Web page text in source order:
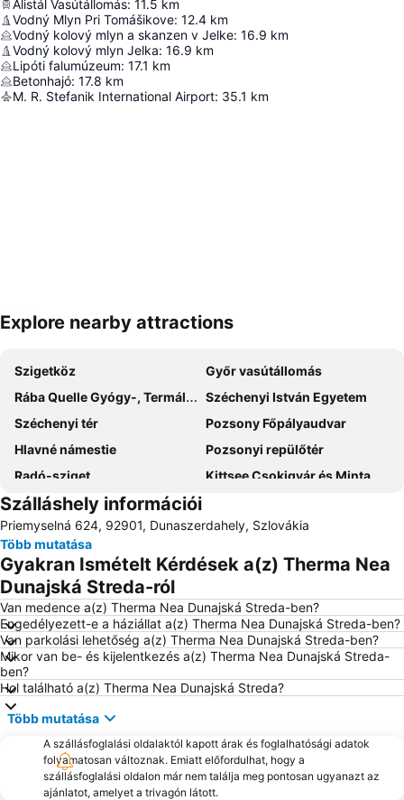
Alistál Vasútállomás: 11.5 km
Vodný Mlyn Pri Tomášikove: 12.4 km
Vodný kolový mlyn a skanzen v Jelke: 16.9 km
Vodný kolový mlyn Jelka: 16.9 km
Lipóti falumúzeum: 17.1 km
Betonhajó: 17.8 km
M. R. Stefanik International Airport: 35.1 km
Nagy méretű térkép
Explore nearby attractions
Szigetköz
Győr vasútállomás
Rába Quelle Gyógy-, Termál- és Élményfürdő
Széchenyi István Egyetem
Széchenyi tér
Pozsony Főpályaudvar
Hlavné námestie
Pozsonyi repülőtér
Radó-sziget
Kittsee Csokigyár és Mintabolt
Audi Hungaria Látogatói Központ
Lamač
Baross út
Bratislava City Full Day Walking Tour
Incheba Expo arena
Bratislava Castle
Gabčíkovo - vodné dielo
Ondrej Nepela Arena
Čunovo
Liszt Ferenc utca
Rusovce
Petržalka
Kostolné
Szálláshely információi
Priemyselná 624, 92901, Dunaszerdahely, Szlovákia
Több mutatása
Gyakran Ismételt Kérdések a(z) Therma Nea
Dunajská Streda-ról
Van medence a(z) Therma Nea Dunajská Streda-ben?
Engedélyezett-e a háziállat a(z) Therma Nea Dunajská Streda-ben?
Van parkolási lehetőség a(z) Therma Nea Dunajská Streda-ben?
Mikor van be- és kijelentkezés a(z) Therma Nea Dunajská Streda-
ben?
Hol található a(z) Therma Nea Dunajská Streda?
Több mutatása
A szállásfoglalási oldalaktól kapott árak és foglalhatósági adatok
folyamatosan változnak. Emiatt előfordulhat, hogy a
szállásfoglalási oldalon már nem találja meg pontosan ugyanazt az
ajánlatot, amelyet a trivagón látott.